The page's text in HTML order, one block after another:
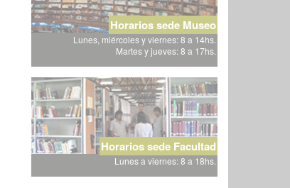
Horarios sede Museo
Lunes, miércoles y viernes: 8 a 14hs.
Martes y jueves: 8 a 17hs.
Horarios sede Facultad
Lunes a viernes: 8 a 18hs.